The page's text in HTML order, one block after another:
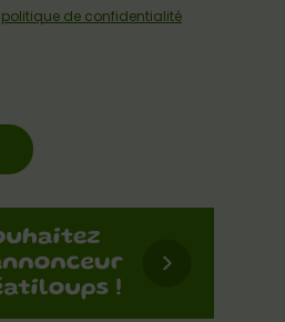
politique de confidentialité